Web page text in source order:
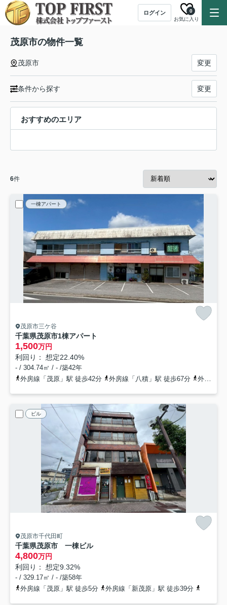
ログイン
お気に入り
0
茂原市の物件一覧
茂原市 変更
条件から探す 変更
おすすめのエリア
6件
一棟アパート
茂原市三ケ谷
千葉県茂原市1棟アパート
1,500万円
利回り： 想定22.40%
- / 304.74㎡ / - /築42年
外房線「茂原」駅 徒歩42分
外房線「八積」駅 徒歩67分 外房線「新茂原」駅 徒歩77分
ビル
茂原市千代田町
千葉県茂原市 一棟ビル
4,800万円
利回り： 想定9.32%
- / 329.17㎡ / - /築58年
外房線「茂原」駅 徒歩5分
外房線「新茂原」駅 徒歩39分